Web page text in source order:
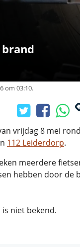
om 03:10.
vrijdag 8 mei
112 Leiderdorp.
meerdere
hebben door de
niet bekend.